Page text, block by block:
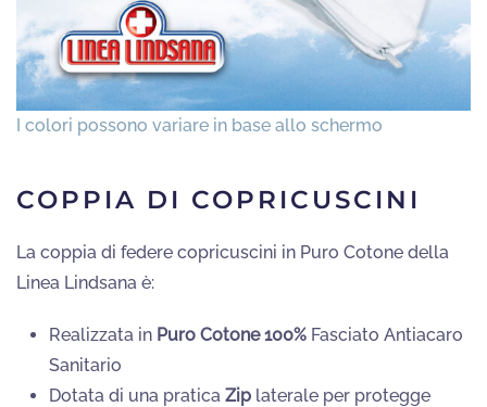
COPPIA DI COPRICUSCINI
La coppia di federe copricuscini in Puro Cotone della
Linea Lindsana è:
Realizzata in Puro Cotone 100% Fasciato Antiacaro
Sanitario
Dotata di una pratica Zip laterale per protegge